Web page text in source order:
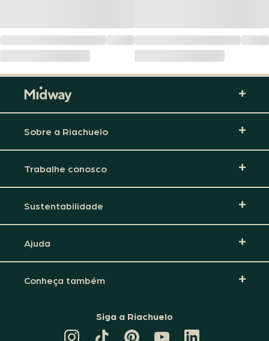
Sobre a Riachuelo
Trabalhe conosco
Sustentabilidade
Ajuda
Conheça também
Siga a Riachuelo
CANAL